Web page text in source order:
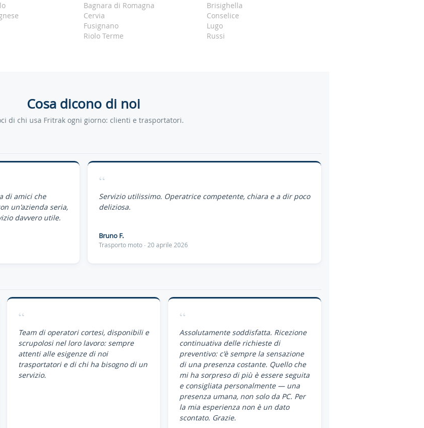
Bagnara di Romagna
Brisighella
Cervia
Conselice
Fusignano
Lugo
Riolo Terme
Russi
Cosa dicono di noi
di chi usa Fritrak ogni giorno: clienti e trasportatori.
di amici che
un'azienda seria,
davvero utile.
“
Servizio utilissimo. Operatrice competente, chiara e a dir poco
deliziosa.
Bruno F.
Trasporto moto · 20 aprile 2026
“
Team di operatori cortesi, disponibili e
scrupolosi nel loro lavoro: sempre
attenti alle esigenze di noi
trasportatori e di chi ha bisogno di un
servizio.
“
Assolutamente soddisfatta. Ricezione
continuativa delle richieste di
preventivo: c'è sempre la sensazione
di una presenza costante. Quello che
mi ha sorpreso di più è essere seguita
e consigliata personalmente — una
presenza umana, non solo da PC. Per
la mia esperienza non è un dato
scontato. Grazie.